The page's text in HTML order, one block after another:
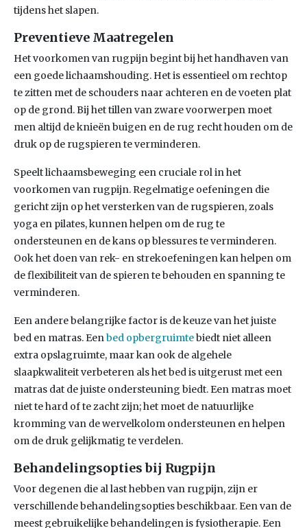
tijdens het slapen.
Preventieve Maatregelen
Het voorkomen van rugpijn begint bij het handhaven van
een goede lichaamshouding. Het is essentieel om rechtop
te zitten met de schouders naar achteren en de voeten plat
op de grond. Bij het tillen van zware voorwerpen moet
men altijd de knieën buigen en de rug recht houden om de
druk op de rugspieren te verminderen.
Speelt lichaamsbeweging een cruciale rol in het
voorkomen van rugpijn. Regelmatige oefeningen die
gericht zijn op het versterken van de rugspieren, zoals
yoga en pilates, kunnen helpen om de rug te
ondersteunen en de kans op blessures te verminderen.
Ook het doen van rek- en strekoefeningen kan helpen om
de flexibiliteit van de spieren te behouden en spanning te
verminderen.
Een andere belangrijke factor is de keuze van het juiste
bed en matras. Eenbed opbergruimtebiedt niet alleen
extra opslagruimte, maar kan ook de algehele
slaapkwaliteit verbeteren als het bed is uitgerust met een
matras dat de juiste ondersteuning biedt. Een matras moet
niet te hard of te zacht zijn; het moet de natuurlijke
kromming van de wervelkolom ondersteunen en helpen
om de druk gelijkmatig te verdelen.
Behandelingsopties bij Rugpijn
Voor degenen die al last hebben van rugpijn, zijn er
verschillende behandelingsopties beschikbaar. Een van de
meest gebruikelijke behandelingen is fysiotherapie. Een